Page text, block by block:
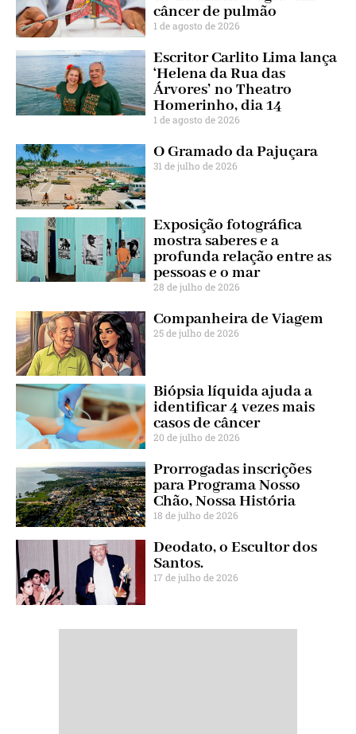
câncer de pulmão
1 de agosto de 2026
Escritor Carlito Lima lança
‘Helena da Rua das
Árvores’ no Theatro
Homerinho, dia 14
1 de agosto de 2026
O Gramado da Pajuçara
31 de julho de 2026
Exposição fotográfica
mostra saberes e a
profunda relação entre as
pessoas e o mar
28 de julho de 2026
Companheira de Viagem
25 de julho de 2026
Biópsia líquida ajuda a
identificar 4 vezes mais
casos de câncer
20 de julho de 2026
Prorrogadas inscrições
para Programa Nosso
Chão, Nossa História
18 de julho de 2026
Deodato, o Escultor dos
Santos.
17 de julho de 2026